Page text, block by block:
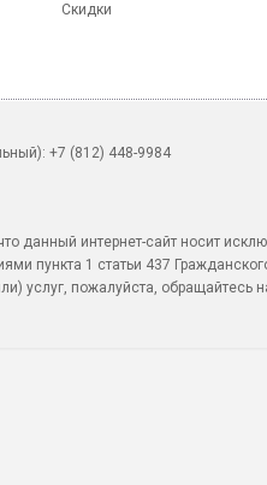
Скидки
+7 (812) 448-9984
данный интернет-сайт носит
пункта 1 статьи 437
услуг, пожалуйста, обращайтесь